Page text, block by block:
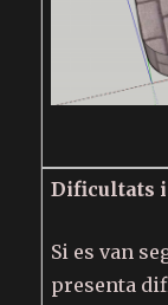
Dificultats i
Si es van
presenta